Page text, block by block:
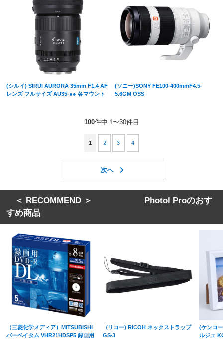
(シルイ) SIRUI AURORA 35mm F1.4 AF
レンズ フルサイズ AU35-●● 各マウント
(ソニー)SONY FE100-400mmF4.5-
5.6GM OSS
100件中 1〜30件目
1 2 3 4
＜ RECOMMEND ＞ Photol Proのおす
すめ商品
（三菱化学メディア）MITSUBISHI
バーベイタム VHR21HDSP5 録画用
（リコー) RICOH ネックストラップ
GS-3
(ケンコ
ルジェ